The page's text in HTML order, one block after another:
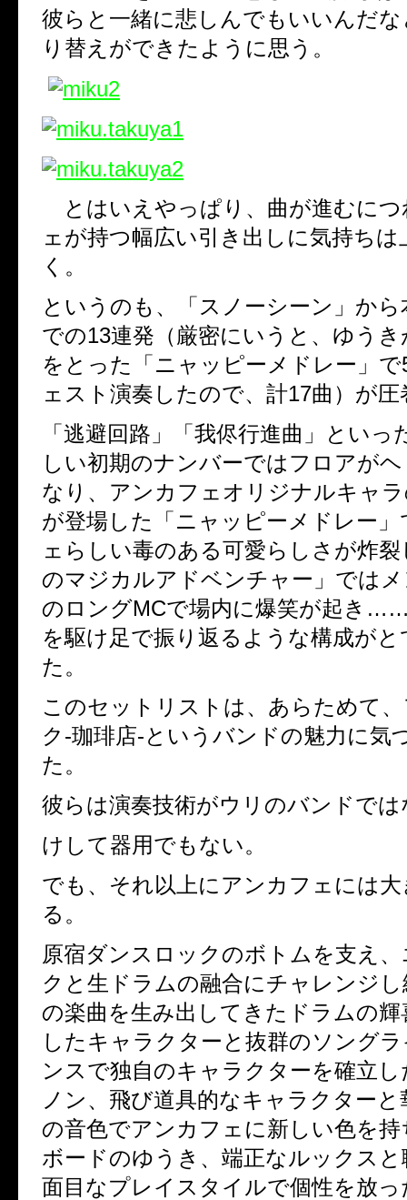
彼らと一緒に悲しんでもいいんだ
り替えができたように思う。
とはいえやっぱり、曲が進むにつ
ェが持つ幅広い引き出しに気持ち
く。
というのも、「スノーシーン」か
での13連発（厳密にいうと、ゆう
をとった「ニャッピーメドレー」
ェスト演奏したので、計17曲）が
「逃避回路」「我侭行進曲」といっ
しい初期のナンバーではフロアが
なり、アンカフェオリジナルキャ
が登場した「ニャッピーメドレー
ェらしい毒のある可愛らしさが炸
のマジカルアドベンチャー」では
のロングMCで場内に爆笑が起き
を駆け足で振り返るような構成が
た。
このセットリストは、あらためて
ク-珈琲店-というバンドの魅力に気
た。
彼らは演奏技術がウリのバンドでは
けして器用でもない。
でも、それ以上にアンカフェには
る。
原宿ダンスロックのボトムを支え
クと生ドラムの融合にチャレンジ
の楽曲を生み出してきたドラムの
したキャラクターと抜群のソング
ンスで独自のキャラクターを確立
ノン、飛び道具的なキャラクター
の音色でアンカフェに新しい色を
ボードのゆうき、端正なルックスと
面目なプレイスタイルで個性を放